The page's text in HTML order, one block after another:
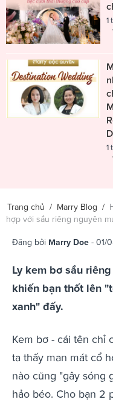
1
1
Trang chủ / Marry Blog /
hợp với sầu riêng nguyên
Đăng bởi Marry Doe - 01/
Ly kem bơ sầu
khiến bạn thốt lên
xanh" đấy.
Kem bơ - cái tên chỉ
ta thấy man mát cổ
nào cũng "gây sóng
hảo béo. Cho bạn 2